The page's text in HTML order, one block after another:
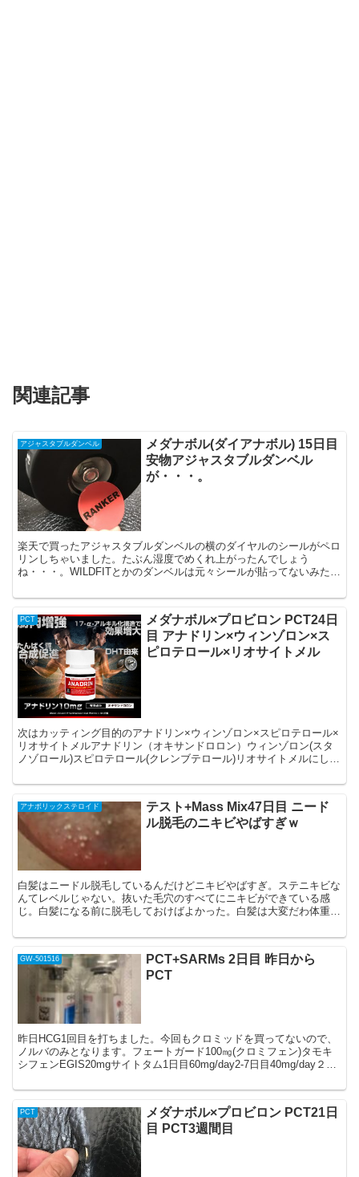
関連記事
アジャスタブルダンベル
メダナボル(ダイアナボル) 15日目
安物アジャスタブルダンベル
が・・・。
楽天で買ったアジャスタブルダンベルの横のダイヤルのシールがペロ
リンしちゃいました。たぶん湿度でめくれ上がったんでしょう
ね・・・。WILDFITとかのダンベルは元々シールが貼ってないみたい
PCT
メダナボル×プロビロン PCT24日
目 アナドリン×ウィンゾロン×ス
ピロテロール×リオサイトメル
次はカッティング目的のアナドリン×ウィンゾロン×スピロテロール×
リオサイトメルアナドリン（オキサンドロロン）ウィンゾロン(スタ
ノゾロール)スピロテロール(クレンブテロール)リオサイトメルにしよ
アナボリックステロイド
テスト+Mass Mix47日目 ニード
ル脱毛のニキビやばすぎｗ
白髪はニードル脱毛しているんだけどニキビやばすぎ。ステニキビな
んてレベルじゃない。抜いた毛穴のすべてにニキビができている感
じ。白髪になる前に脱毛しておけばよかった。白髪は大変だわ体重体
GW-501516
PCT+SARMs 2日目 昨日から
PCT
昨日HCG1回目を打ちました。今回もクロミッドを買ってないので、
ノルバのみとなります。フェートガード100㎎(クロミフェン)タモキ
シフェンEGIS20mgサイトタム1日目60mg/day2-7日目40mg/day２週
PCT
メダナボル×プロビロン PCT21日
目 PCT3週間目